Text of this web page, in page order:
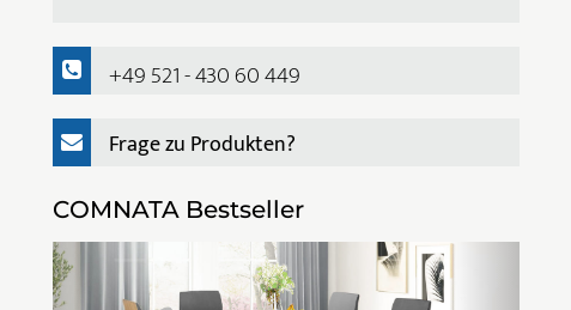
+49 521 - 430 60 449
Frage zu Produkten?
COMNATA Bestseller